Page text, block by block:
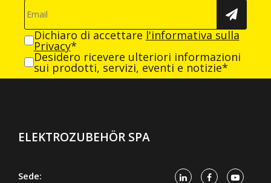
Dichiaro di accettare l'informativa sulla
Privacy*
Desidero ricevere ulteriori informazioni
sui prodotti, servizi, eventi e notizie*
ELEKTROZUBEHÖR SPA
Sede: